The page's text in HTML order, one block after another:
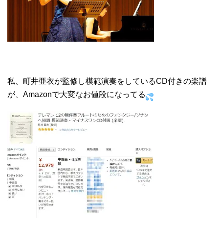
私、町井亜衣が監修し模範演奏をしているCD付きの楽譜
が、Amazonで大変なお値段になってる